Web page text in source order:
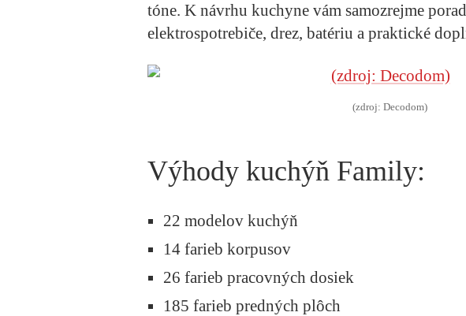
tóne. K návrhu kuchyne vám samozrejme
elektrospotrebiče, drez, batériu a praktické
(zdroj: Decodom)
Výhody kuchýň Family:
22 modelov kuchýň
14 farieb korpusov
26 farieb pracovných dosiek
185 farieb predných plôch